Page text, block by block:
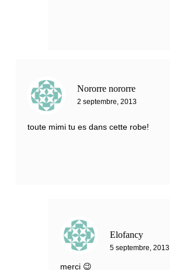
Nororre nororre
2 septembre, 2013
toute mimi tu es dans cette robe!
Elofancy
5 septembre, 2013
merci 😉